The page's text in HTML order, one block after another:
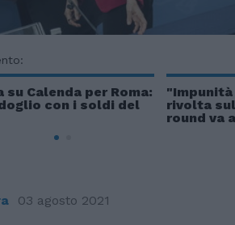
Calenda per Roma:
con i soldi del
rivolta
round va
03 agosto 2021